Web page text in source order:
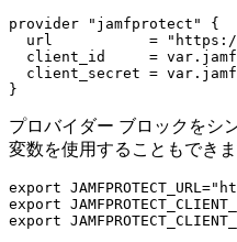
provider "jamfprotect" {
url           =
client_id     =
client_secret =
プロバイダー ブロックをシ
変数を使用することもでき
export
export